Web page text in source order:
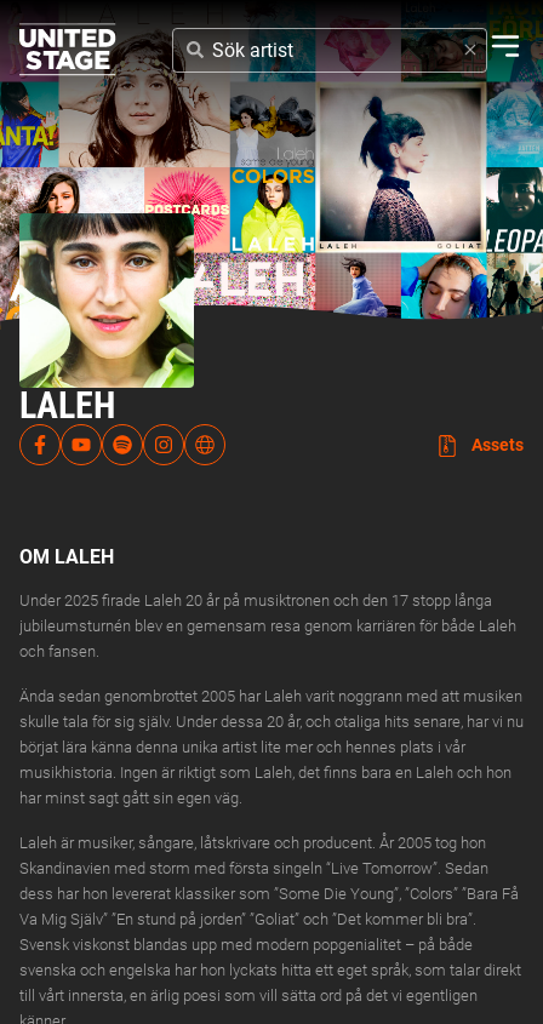
SÖK
ARTIST
LALEH
Assets
OM LALEH
Under 2025 firade Laleh 20 år på musiktronen och den 17 stopp långa
jubileumsturnén blev en gemensam resa genom karriären för både Laleh
och fansen.
Ända sedan genombrottet 2005 har Laleh varit noggrann med att musiken
skulle tala för sig själv. Under dessa 20 år, och otaliga hits senare, har vi nu
börjat lära känna denna unika artist lite mer och hennes plats i vår
musikhistoria. Ingen är riktigt som Laleh, det finns bara en Laleh och hon
har minst sagt gått sin egen väg.
Laleh är musiker, sångare, låtskrivare och producent. År 2005 tog hon
Skandinavien med storm med första singeln “Live Tomorrow”. Sedan
dess har hon levererat klassiker som ”Some Die Young”, ”Colors” ”Bara Få
Va Mig Själv” ”En stund på jorden” ”Goliat” och ”Det kommer bli bra”.
Svensk viskonst blandas upp med modern popgenialitet – på både
svenska och engelska har hon lyckats hitta ett eget språk, som talar direkt
till vårt innersta, en ärlig poesi som vill sätta ord på det vi egentligen